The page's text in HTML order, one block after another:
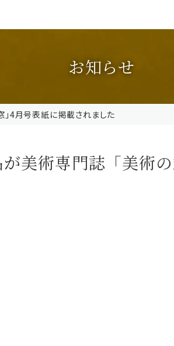
お知らせ
4月号表紙に掲載されました
美術専門誌「美術